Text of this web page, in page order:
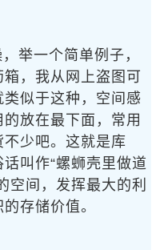
举一个简单例子，
，我从网上盗图可
似于这种，空间感
放在最下面，常用
少吧。这就是库
叫作“螺蛳壳里做道
空间，发挥最大的利
存储价值。